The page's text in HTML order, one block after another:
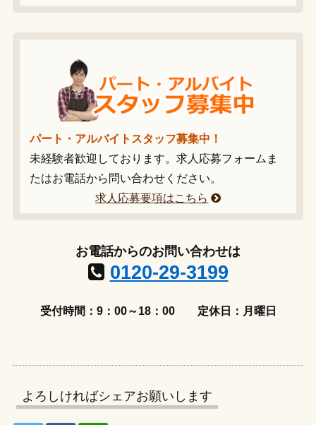
パート・アルバイトスタッフ募集中！
未経験者歓迎しております。求人応募フォームま
たはお電話から問い合わせください。
求人応募要項はこちら
お電話からのお問い合わせは
0120-29-3199
受付時間：9：00～18：00 定休日：月曜日
よろしければシェアお願いします